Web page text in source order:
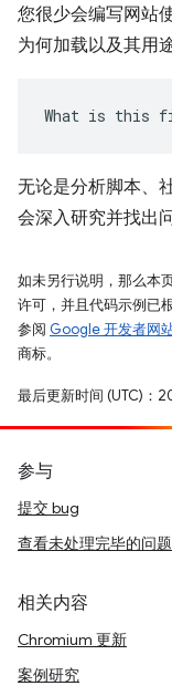
您很少会编写网站
为何加载以及其用
What is this
无论是分析脚本、
会深入研究并找出
如未另行说明，那么本
许可，并且代码示例已
参阅 Google 开发者网
商标。
最后更新时间 (UTC)：
参与
提交 bug
查看未处理完毕的问题
相关内容
Chromium 更新
案例研究